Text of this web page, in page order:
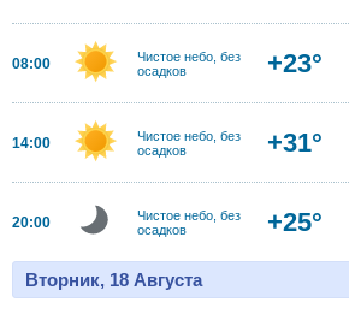
08:00
Чистое небо, без
осадков
+23°
14:00
Чистое небо, без
осадков
+31°
20:00
Чистое небо, без
осадков
+25°
Вторник, 18 Августа